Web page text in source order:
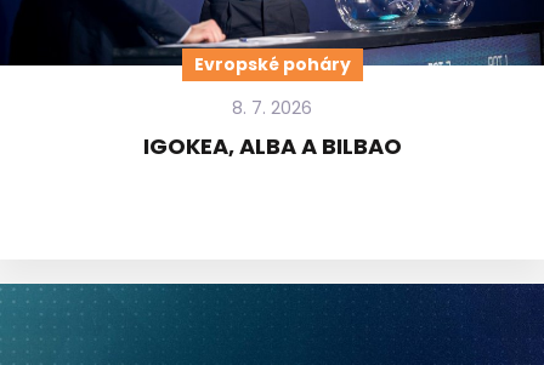
Evropské poháry
8. 7. 2026
IGOKEA, ALBA A BILBAO